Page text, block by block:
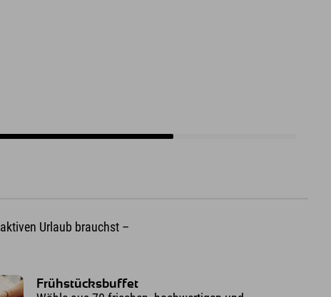
Urlaub brauchst –
Frühstücksbuffet